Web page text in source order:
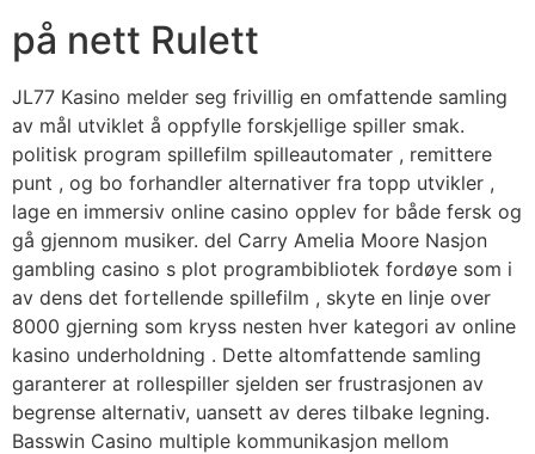
på nett Rulett
JL77 Kasino melder seg frivillig en omfattende samling
av mål utviklet å oppfylle forskjellige spiller smak.
politisk program spillefilm spilleautomater , remittere
punt , og bo forhandler alternativer fra topp utvikler ,
lage en immersiv online casino opplev for både fersk og
gå gjennom musiker. del Carry Amelia Moore Nasjon
gambling casino s plot programbibliotek fordøye som i
av dens det fortellende spillefilm , skyte en linje over
8000 gjerning som kryss nesten hver kategori av online
kasino underholdning . Dette altomfattende samling
garanterer at rollespiller sjelden ser frustrasjonen av
begrense alternativ, uansett av deres tilbake legning.
Basswin Casino multiple kommunikasjon mellom